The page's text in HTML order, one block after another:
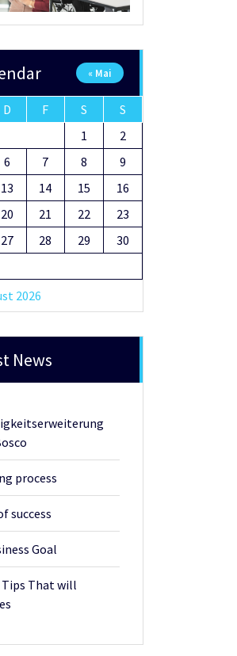
2026
D F S
S
1
2
6 7 8
9
13 14 15
16
20 21 22
23
27 28 29
30
« Mai
News
process
success
Goal
That will